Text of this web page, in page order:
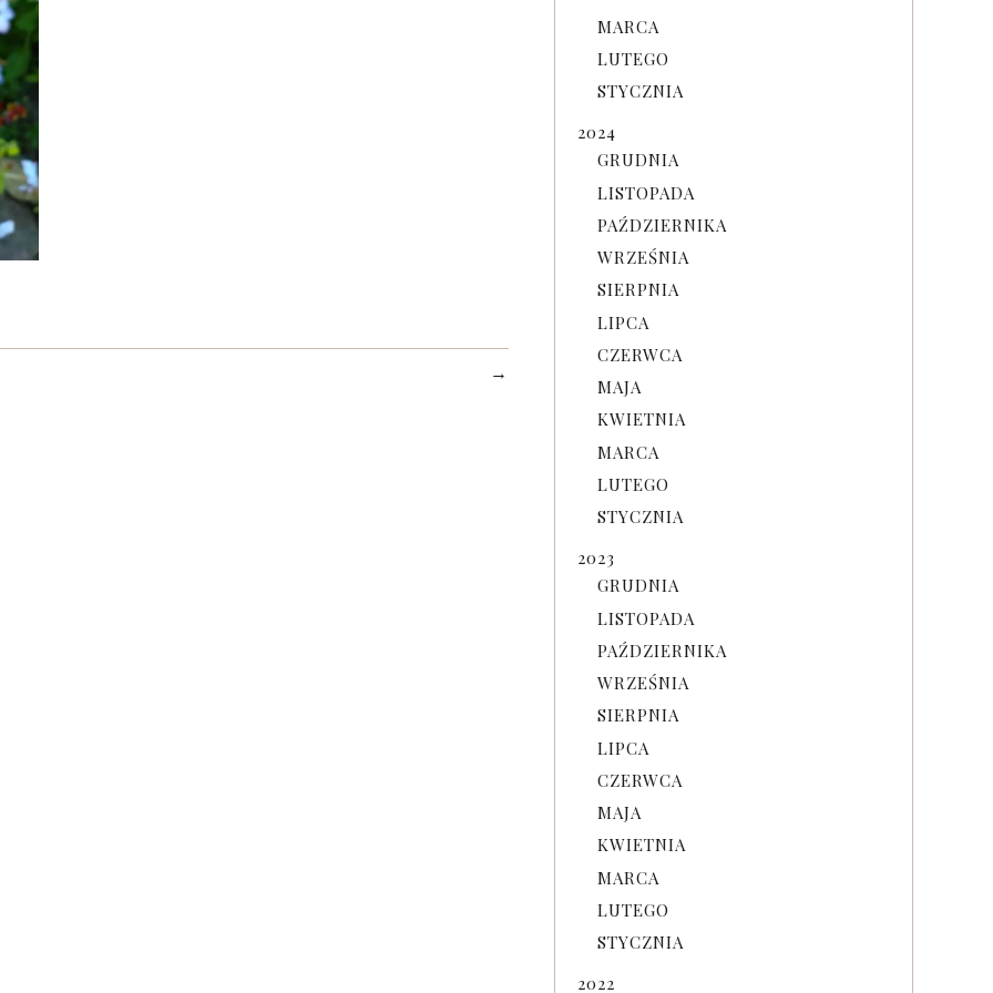
→
MARCA
LUTEGO
STYCZNIA
2024
GRUDNIA
LISTOPADA
PAŹDZIERNIKA
WRZEŚNIA
SIERPNIA
LIPCA
CZERWCA
MAJA
KWIETNIA
MARCA
LUTEGO
STYCZNIA
2023
GRUDNIA
LISTOPADA
PAŹDZIERNIKA
WRZEŚNIA
SIERPNIA
LIPCA
CZERWCA
MAJA
KWIETNIA
MARCA
LUTEGO
STYCZNIA
2022